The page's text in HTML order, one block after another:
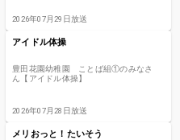
2026年07月29日放送
アイドル体操
豊田花園幼稚園 ことば組①のみなさ
ん【アイドル体操】
2026年07月28日放送
メリおっと！たいそう